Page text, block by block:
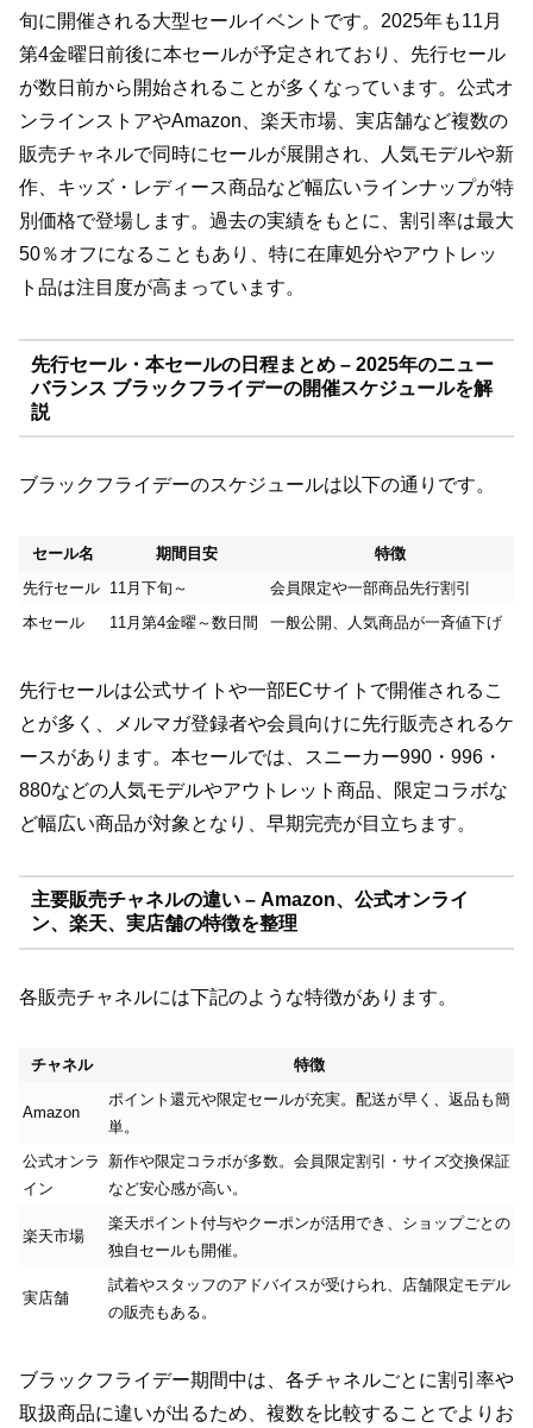
旬に開催される大型セールイベントです。2025年も11月
第4金曜日前後に本セールが予定されており、先行セール
が数日前から開始されることが多くなっています。公式オ
ンラインストアやAmazon、楽天市場、実店舗など複数の
販売チャネルで同時にセールが展開され、人気モデルや新
作、キッズ・レディース商品など幅広いラインナップが特
別価格で登場します。過去の実績をもとに、割引率は最大
50％オフになることもあり、特に在庫処分やアウトレッ
ト品は注目度が高まっています。
先行セール・本セールの日程まとめ – 2025年のニュー
バランス ブラックフライデーの開催スケジュールを解
説
ブラックフライデーのスケジュールは以下の通りです。
セール名 期間目安
特徴
先行セール 11月下旬～
会員限定や一部商品先行割引
本セール
11月第4金曜～数日間 一般公開、人気商品が一斉値下げ
先行セールは公式サイトや一部ECサイトで開催されるこ
とが多く、メルマガ登録者や会員向けに先行販売されるケ
ースがあります。本セールでは、スニーカー990・996・
880などの人気モデルやアウトレット商品、限定コラボな
ど幅広い商品が対象となり、早期完売が目立ちます。
主要販売チャネルの違い – Amazon、公式オンライ
ン、楽天、実店舗の特徴を整理
各販売チャネルには下記のような特徴があります。
チャネル 特徴
Amazon
ポイント還元や限定セールが充実。配送が早く、返品も簡
単。
公式オンラ
イン
新作や限定コラボが多数。会員限定割引・サイズ交換保証
など安心感が高い。
楽天市場
楽天ポイント付与やクーポンが活用でき、ショップごとの
独自セールも開催。
実店舗
試着やスタッフのアドバイスが受けられ、店舗限定モデル
の販売もある。
ブラックフライデー期間中は、各チャネルごとに割引率や
取扱商品に違いが出るため、複数を比較することでよりお